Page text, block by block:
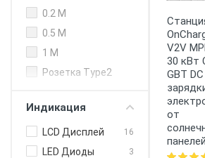
0.2 M
0.5 M
1 M
Розетка Type2
Индикация
LCD Дисплей 16
LED Диоды 3
V2V
30 кВт
GBT
от
панелей